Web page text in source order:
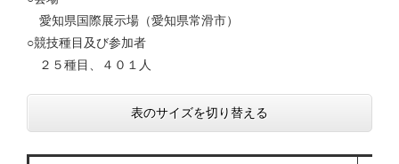
愛知県国際展示場（愛知県常滑市）
○競技種目及び参加者
２５種目、４０１人
表のサイズを切り替える